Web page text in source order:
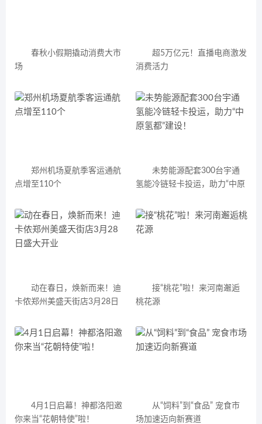
春秋小假期撬动消费大市
场
超5万亿元！直播电商激发
消费活力
郑州机场夏航季客运通航
点增至110个
未势能源配套300台宇通
氢能冷链轻卡投运，助力“中原
动在春日，焕新而来！迪
卡侬郑州美盛天街店3月28日
接“桃花”啦！来河南邂逅
桃花源
4月1日启幕！神都洛阳邀
你来当“花朝特使”啦！
从“饲料”到“食品” 宠食市
场加速迈向新赛道